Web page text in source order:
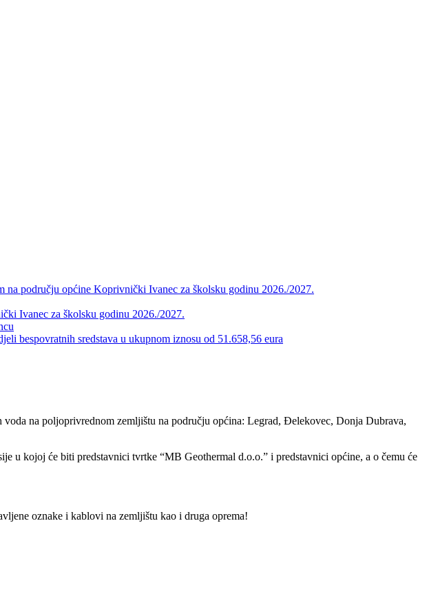
na području općine Koprivnički Ivanec za školsku godinu 2026./2027.
Ivanec za školsku godinu 2026./2027.
bespovratnih sredstava u ukupnom iznosu od 51.658,56 eura
na poljoprivrednom zemljištu na području općina: Legrad, Đelekovec, Donja Dubrava,
u kojoj će biti predstavnici tvrtke “MB Geothermal d.o.o.” i predstavnici općine, a o čemu će
oznake i kablovi na zemljištu kao i druga oprema!